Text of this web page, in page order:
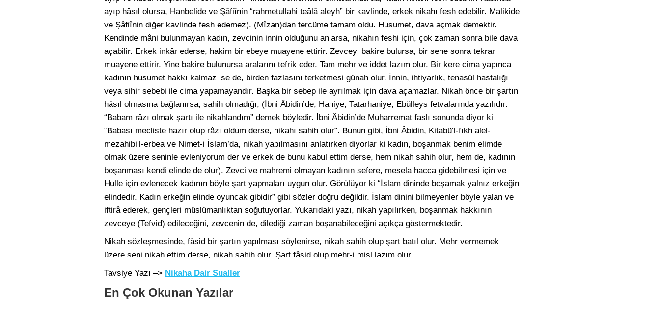
ayıp hâsıl olursa, Hanbelide ve Şâfiînin “rahmetullahi teâlâ aleyh” bir kavlinde, erkek nikahı fesh edebilir. Malikide
ve Şâfiînin diğer kavlinde fesh edemez). (Mîzan)dan tercüme tamam oldu. Husumet, dava açmak demektir.
Kendinde mâni bulunmayan kadın, zevcinin innin olduğunu anlarsa, nikahın feshi için, çok zaman sonra bile dava
açabilir. Erkek inkâr ederse, hakim bir ebeye muayene ettirir. Zevceyi bakire bulursa, bir sene sonra tekrar
muayene ettirir. Yine bakire bulunursa aralarını tefrik eder. Tam mehr ve iddet lazım olur. Bir kere cima yapınca
kadının husumet hakkı kalmaz ise de, birden fazlasını terketmesi günah olur. İnnin, ihtiyarlık, tenasül hastalığı
veya sihir sebebi ile cima yapamayandır. Başka bir sebep ile ayrılmak için dava açamazlar. Nikah önce bir şartın
hâsıl olmasına bağlanırsa, sahih olmadığı, (İbni Âbidin’de, Haniye, Tatarhaniye, Ebülleys fetvalarında yazılıdır.
“Babam râzı olmak şartı ile nikahlandım” demek böyledir. İbni Âbidin’de Muharremat faslı sonunda diyor ki
“Babası mecliste hazır olup râzı oldum derse, nikahı sahih olur”. Bunun gibi, İbni Âbidin, Kitabü’l-fıkh alel-
mezahibi’l-erbea ve Nimet-i İslam’da, nikah yapılmasını anlatırken diyorlar ki kadın, boşanmak benim elimde
olmak üzere seninle evleniyorum der ve erkek de bunu kabul ettim derse, hem nikah sahih olur, hem de, kadının
boşanması kendi elinde de olur). Zevci ve mahremi olmayan kadının sefere, mesela hacca gidebilmesi için ve
Hulle için evlenecek kadının böyle şart yapmaları uygun olur. Görülüyor ki “İslam dininde boşamak yalnız erkeğin
elindedir. Kadın erkeğin elinde oyuncak gibidir” gibi sözler doğru değildir. İslam dinini bilmeyenler böyle yalan ve
iftirâ ederek, gençleri müslümanlıktan soğutuyorlar. Yukarıdaki yazı, nikah yapılırken, boşanmak hakkının
zevceye (Tefvid) edileceğini, zevcenin de, dilediği zaman boşanabileceğini açıkça göstermektedir.
Nikah sözleşmesinde, fâsid bir şartın yapılması söylenirse, nikah sahih olup şart batıl olur. Mehr vermemek
üzere seni nikah ettim derse, nikah sahih olur. Şart fâsid olup mehr-i misl lazım olur.
Tavsiye Yazı –> Nikaha Dair Sualler
En Çok Okunan Yazılar